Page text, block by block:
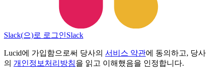
Slack(으)로 로그인Slack
Lucid에 가입함으로써 당사의 서비스 약관에 동의하고, 당사
의 개인정보처리방침을 읽고 이해했음을 인정합니다.